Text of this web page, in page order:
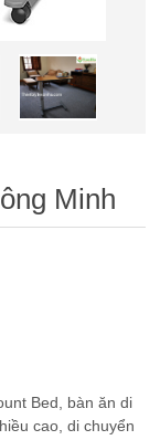
Minh
Bed, bàn ăn di
cao, di chuyển